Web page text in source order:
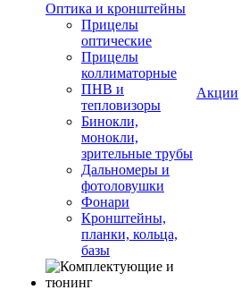
Оптика и кронштейны
Прицелы
оптические
Прицелы
коллиматорные
ПНВ и
тепловизоры
Бинокли,
монокли,
зрительные трубы
Дальномеры и
фотоловушки
Фонари
Кронштейны,
планки, кольца,
базы
Акции